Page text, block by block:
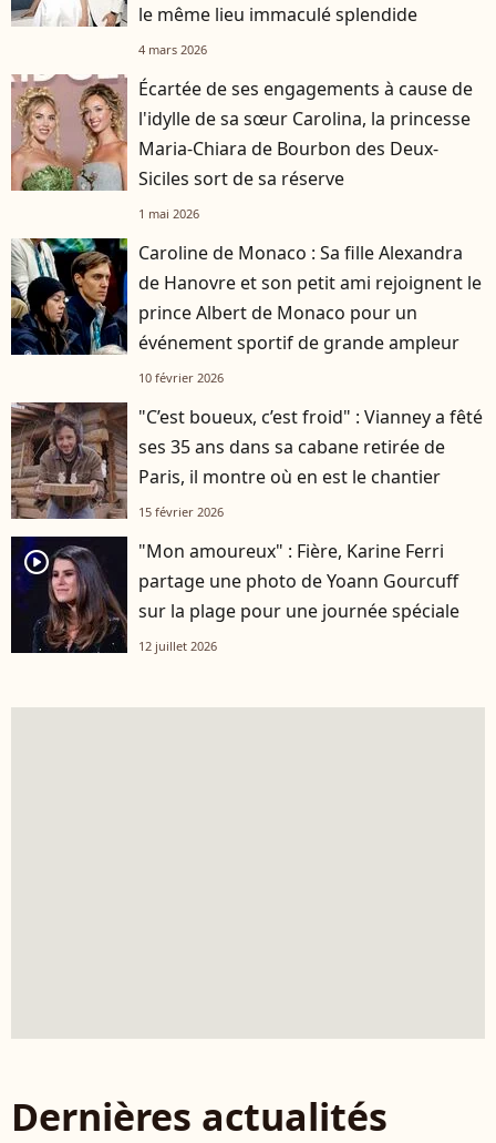
le même lieu immaculé splendide
4 mars 2026
Écartée de ses engagements à cause de
l'idylle de sa sœur Carolina, la princesse
Maria-Chiara de Bourbon des Deux-
Siciles sort de sa réserve
1 mai 2026
Caroline de Monaco : Sa fille Alexandra
de Hanovre et son petit ami rejoignent le
prince Albert de Monaco pour un
événement sportif de grande ampleur
10 février 2026
"C’est boueux, c’est froid" : Vianney a fêté
ses 35 ans dans sa cabane retirée de
Paris, il montre où en est le chantier
15 février 2026
player2
"Mon amoureux" : Fière, Karine Ferri
partage une photo de Yoann Gourcuff
sur la plage pour une journée spéciale
12 juillet 2026
Dernières actualités